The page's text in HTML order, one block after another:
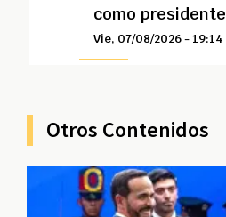
como presidente
Vie, 07/08/2026 - 19:14
Otros Contenidos